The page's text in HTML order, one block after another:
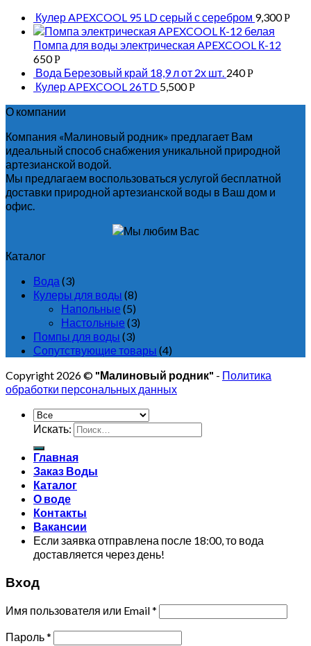
Кулер APEXCOOL 95 LD серый с серебром 9,300Р
Помпа для воды электрическая APEXCOOL К-12
650Р
Вода Березовый край 18,9 л от 2х шт. 240Р
Кулер APEXCOOL 26TD 5,500Р
О компании
Компания «Малиновый родник» предлагает Вам
идеальный способ снабжения уникальной природной
артезианской водой.
Мы предлагаем воспользоваться услугой бесплатной
доставки природной артезианской воды в Ваш дом и
офис.
Каталог
Вода (3)
Кулеры для воды (8)
Напольные (5)
Настольные (3)
Помпы для воды (3)
Сопутствующие товары (4)
Copyright 2026 © "Малиновый родник" - Политика
обработки персональных данных
Искать:
Главная
Заказ Воды
Каталог
О воде
Контакты
Вакансии
Если заявка отправлена после 18:00, то вода
доставляется через день!
Вход
Имя пользователя или Email*
Пароль*